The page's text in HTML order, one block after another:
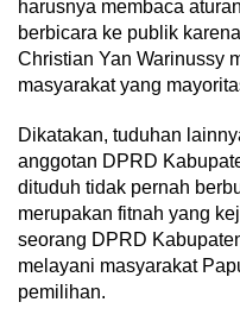
harusnya membaca
berbicara ke publik
Christian Yan Warinussy
masyarakat yang
Dikatakan, tuduhan
anggotan DPRD
dituduh tidak pernah
merupakan fitnah yang
seorang DPRD
melayani masyarakat
pemilihan.